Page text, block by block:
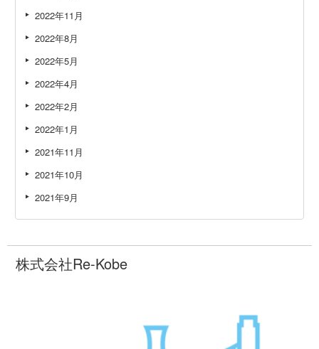
2022年11月
2022年8月
2022年5月
2022年4月
2022年2月
2022年1月
2021年11月
2021年10月
2021年9月
株式会社Re-Kobe